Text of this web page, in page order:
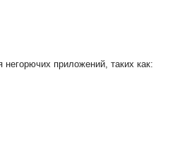
приложений, таких как: